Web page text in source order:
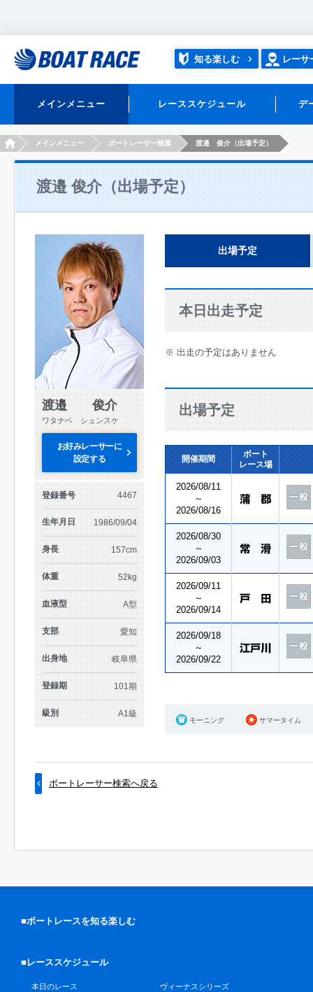
知る楽しむ レーサ
メインメニュー レーススケジュール デ
HOMEメインメニュー ボートレーサー検索 渡邉 俊介（出場予定）
渡邉 俊介（出場予定）
渡邉 俊介
ワタナベ シュンスケ
お好みレーサーに
設定する
登録番号 4467
生年月日 1986/09/04
身長 157cm
体重 52kg
血液型 A型
支部 愛知
出身地 岐阜県
登録期 101期
級別 A1級
出場予定
本日出走予定
※ 出走の予定はありません
出場予定
開催期間
ボート
レース場
2026/08/11
～
2026/08/16
2026/08/30
～
2026/09/03
2026/09/11
～
2026/09/14
2026/09/18
～
2026/09/22
モーニング サマータイム
ボートレーサー検索へ戻る
■ボートレースを知る楽しむ
■レーススケジュール
本日のレース
ヴィーナスシリーズ